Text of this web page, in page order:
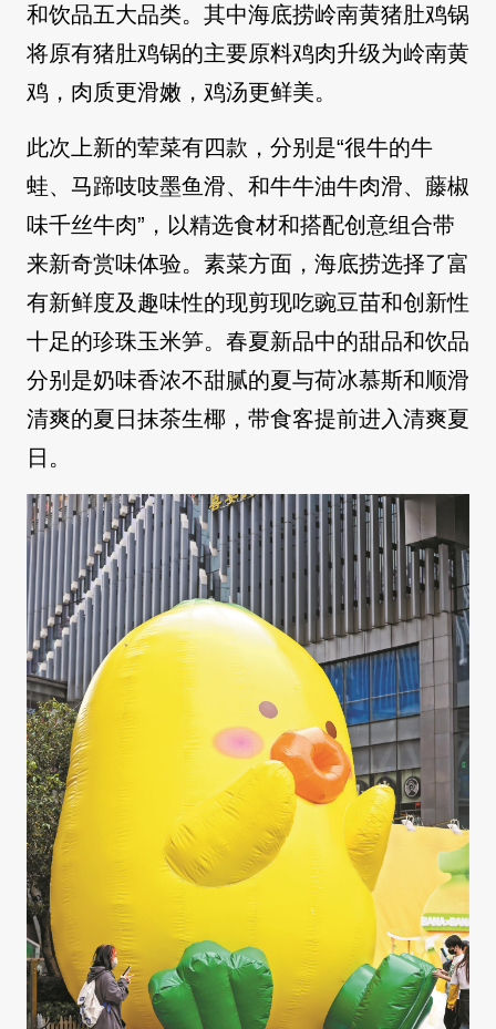
和饮品五大品类。其中海底捞岭南黄猪肚鸡锅
将原有猪肚鸡锅的主要原料鸡肉升级为岭南黄
鸡，肉质更滑嫩，鸡汤更鲜美。
此次上新的荤菜有四款，分别是“很牛的牛
蛙、马蹄吱吱墨鱼滑、和牛牛油牛肉滑、藤椒
味千丝牛肉”，以精选食材和搭配创意组合带
来新奇赏味体验。素菜方面，海底捞选择了富
有新鲜度及趣味性的现剪现吃豌豆苗和创新性
十足的珍珠玉米笋。春夏新品中的甜品和饮品
分别是奶味香浓不甜腻的夏与荷冰慕斯和顺滑
清爽的夏日抹茶生椰，带食客提前进入清爽夏
日。